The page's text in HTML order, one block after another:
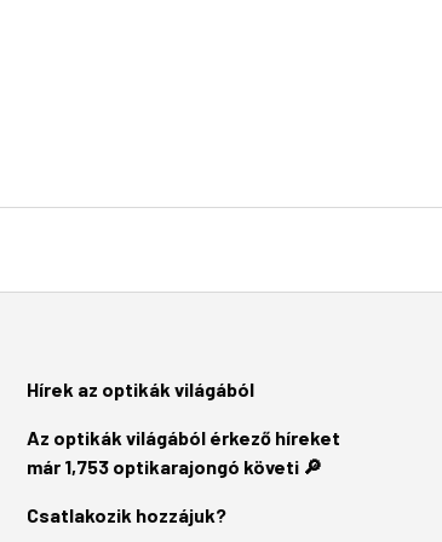
Hírek az optikák világából
Az optikák világából érkező híreket
már 1,753 optikarajongó követi 🔎
Csatlakozik hozzájuk?